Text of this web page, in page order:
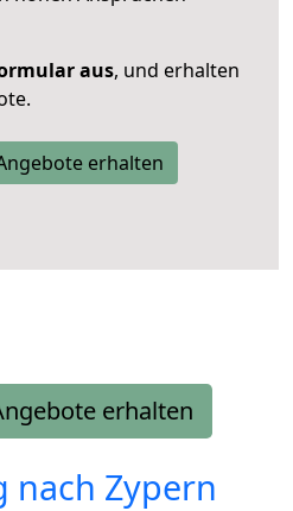
aus, und erhalten
erhalten
erhalten
nach Zypern